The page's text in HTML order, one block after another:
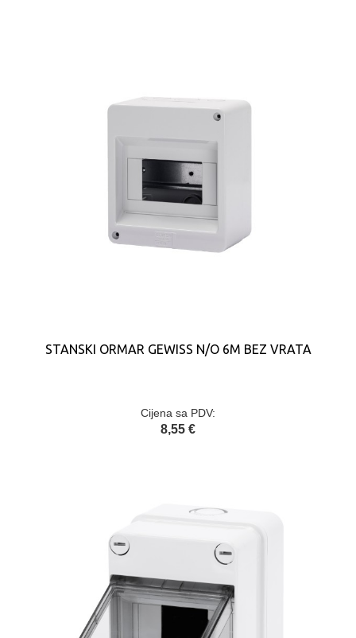
STANSKI ORMAR GEWISS N/O 6M BEZ VRATA
Cijena sa PDV:
8,55 €